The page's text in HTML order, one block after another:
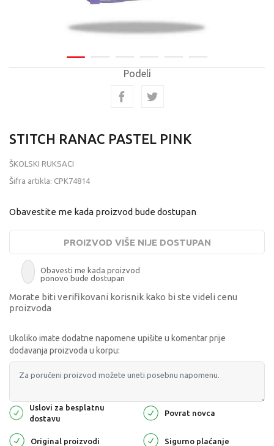
Podeli
STITCH RANAC PASTEL PINK
ŠKOLSKI RUKSACI
Šifra artikla: CPK74814
Obavestite me kada proizvod bude dostupan
PROIZVOD VIŠE NIJE DOSTUPAN
Obavesti me kada proizvod
ponovo bude dostupan
Morate biti verifikovani korisnik kako bi ste videli cenu
proizvoda
Ukoliko imate dodatne napomene upišite u komentar prije
dodavanja proizvoda u korpu:
Uslovi za besplatnu
dostavu
Povrat novca
Original proizvodi Sigurno plaćanje